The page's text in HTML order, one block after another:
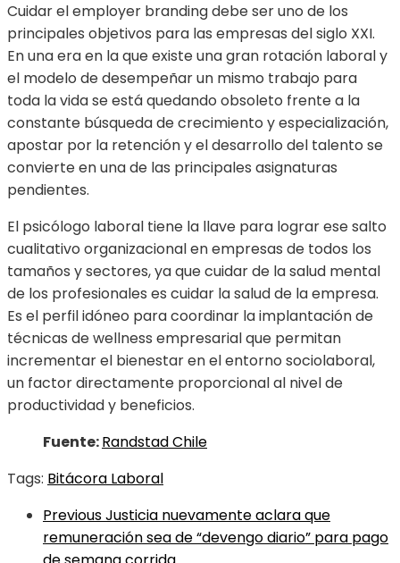
Cuidar el employer branding debe ser uno de los
principales objetivos para las empresas del siglo XXI.
En una era en la que existe una gran rotación laboral y
el modelo de desempeñar un mismo trabajo para
toda la vida se está quedando obsoleto frente a la
constante búsqueda de crecimiento y especialización,
apostar por la retención y el desarrollo del talento se
convierte en una de las principales asignaturas
pendientes.
El psicólogo laboral tiene la llave para lograr ese salto
cualitativo organizacional en empresas de todos los
tamaños y sectores, ya que cuidar de la salud mental
de los profesionales es cuidar la salud de la empresa.
Es el perfil idóneo para coordinar la implantación de
técnicas de wellness empresarial que permitan
incrementar el bienestar en el entorno sociolaboral,
un factor directamente proporcional al nivel de
productividad y beneficios.
Fuente:Randstad Chile
Tags: Bitácora Laboral
PreviousJusticia nuevamente aclara que
remuneración sea de “devengo diario” para pago